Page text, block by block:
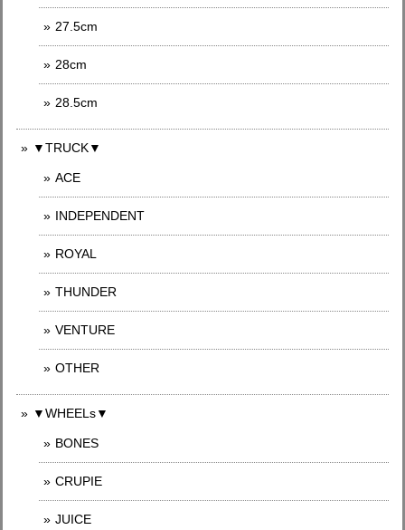
27.5cm
28cm
28.5cm
▼TRUCK▼
ACE
INDEPENDENT
ROYAL
THUNDER
VENTURE
OTHER
▼WHEELs▼
BONES
CRUPIE
JUICE